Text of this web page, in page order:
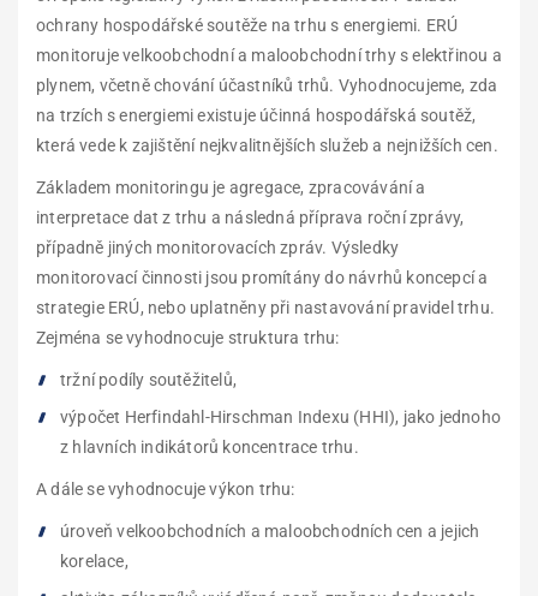
ochrany hospodářské soutěže na trhu s energiemi. ERÚ
monitoruje velkoobchodní a maloobchodní trhy s elektřinou a
plynem, včetně chování účastníků trhů. Vyhodnocujeme, zda
na trzích s energiemi existuje účinná hospodářská soutěž,
která vede k zajištění nejkvalitnějších služeb a nejnižších cen.
Základem monitoringu je agregace, zpracovávání a
interpretace dat z trhu a následná příprava roční zprávy,
případně jiných monitorovacích zpráv. Výsledky
monitorovací činnosti jsou promítány do návrhů koncepcí a
strategie ERÚ, nebo uplatněny při nastavování pravidel trhu.
Zejména se vyhodnocuje struktura trhu:
tržní podíly soutěžitelů,
výpočet Herfindahl-Hirschman Indexu (HHI), jako jednoho
z hlavních indikátorů koncentrace trhu.
A dále se vyhodnocuje výkon trhu:
úroveň velkoobchodních a maloobchodních cen a jejich
korelace,